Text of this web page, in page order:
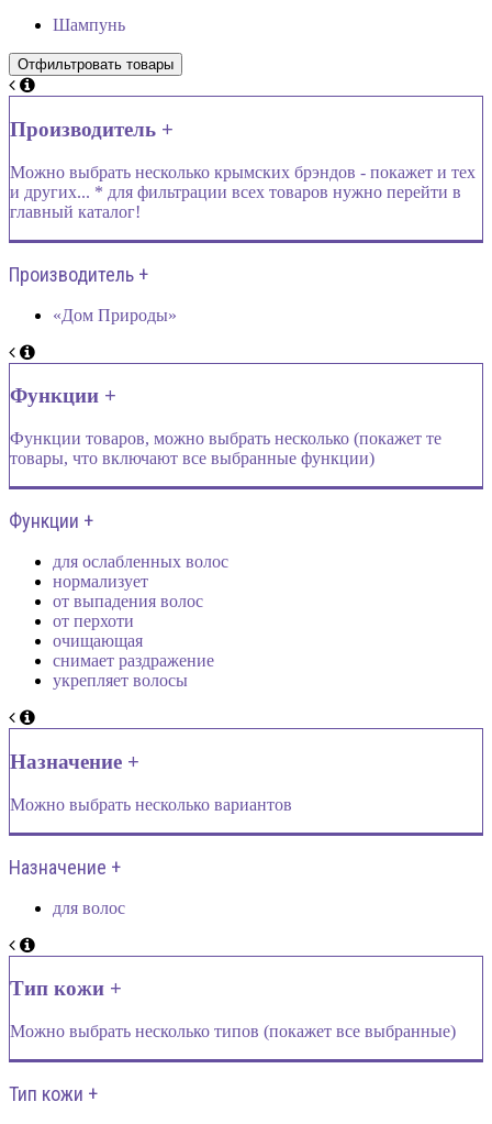
Шампунь
Производитель +
Можно выбрать несколько крымских брэндов - покажет и тех
и других... * для фильтрации всех товаров нужно перейти в
главный каталог!
Производитель +
«Дом Природы»
Функции +
Функции товаров, можно выбрать несколько (покажет те
товары, что включают все выбранные функции)
Функции +
для ослабленных волос
нормализует
от выпадения волос
от перхоти
очищающая
снимает раздражение
укрепляет волосы
Назначение +
Можно выбрать несколько вариантов
Назначение +
для волос
Тип кожи +
Можно выбрать несколько типов (покажет все выбранные)
Тип кожи +